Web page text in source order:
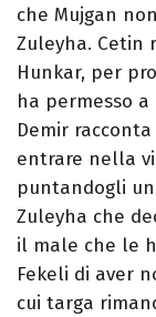
che Mujgan
Zuleyha. Cetin
Hunkar, per
ha permesso
Demir
entrare nella
puntandogli
Zuleyha che
il male che le
Fekeli di aver
cui targa